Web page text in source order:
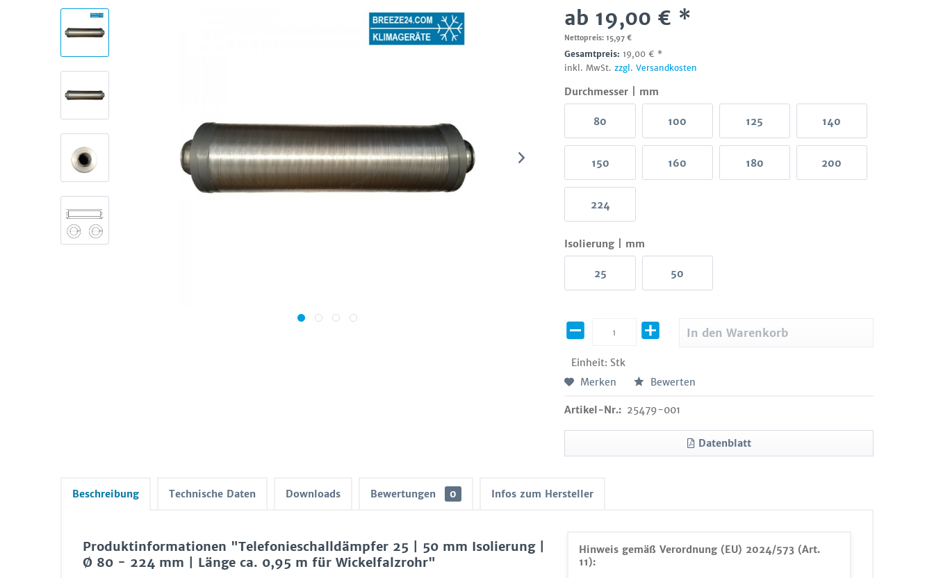
ab 19,00 € *
Nettopreis: 15,97 €
Gesamtpreis: 19,00 € *
inkl. MwSt.zzgl. Versandkosten
Durchmesser | mm
80 100 125 140
150 160 180 200
224
Isolierung | mm
25 50
Einheit: Stk
In den Warenkorb
Merken Bewerten
Artikel-Nr.: 25479-001
Datenblatt
Beschreibung Technische Daten Downloads Bewertungen 0 Infos zum Hersteller
Hinweis gemäß Verordnung (EU) 2024/573 (Art.
11):
Produktinformationen "Telefonieschalldämpfer 25 | 50 mm Isolierung |
Ø 80 - 224 mm | Länge ca. 0,95 m für Wickelfalzrohr"